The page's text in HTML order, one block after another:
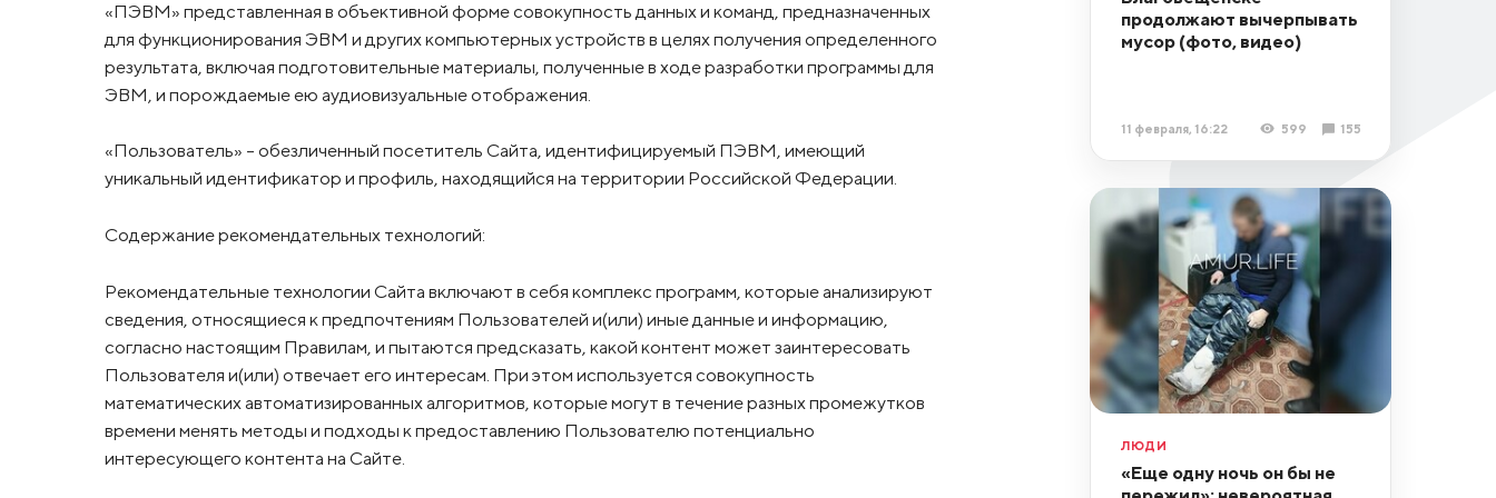
«ПЭВМ» представленная в объективной форме совокупность данных и команд, предназначенных
для функционирования ЭВМ и других компьютерных устройств в целях получения определенного
результата, включая подготовительные материалы, полученные в ходе разработки программы для
ЭВМ, и порождаемые ею аудиовизуальные отображения.
«Пользователь» - обезличенный посетитель Сайта, идентифицируемый ПЭВМ, имеющий
уникальный идентификатор и профиль, находящийся на территории Российской Федерации.
Содержание рекомендательных технологий:
Рекомендательные технологии Сайта включают в себя комплекс программ, которые анализируют
сведения, относящиеся к предпочтениям Пользователей и(или) иные данные и информацию,
согласно настоящим Правилам, и пытаются предсказать, какой контент может заинтересовать
Пользователя и(или) отвечает его интересам. При этом используется совокупность
математических автоматизированных алгоритмов, которые могут в течение разных промежутков
времени менять методы и подходы к предоставлению Пользователю потенциально
интересующего контента на Сайте.
продолжают вычерпывать
мусор (фото, видео)
11 февраля, 16:22 599 155
ЛЮДИ
«Еще одну ночь он бы не